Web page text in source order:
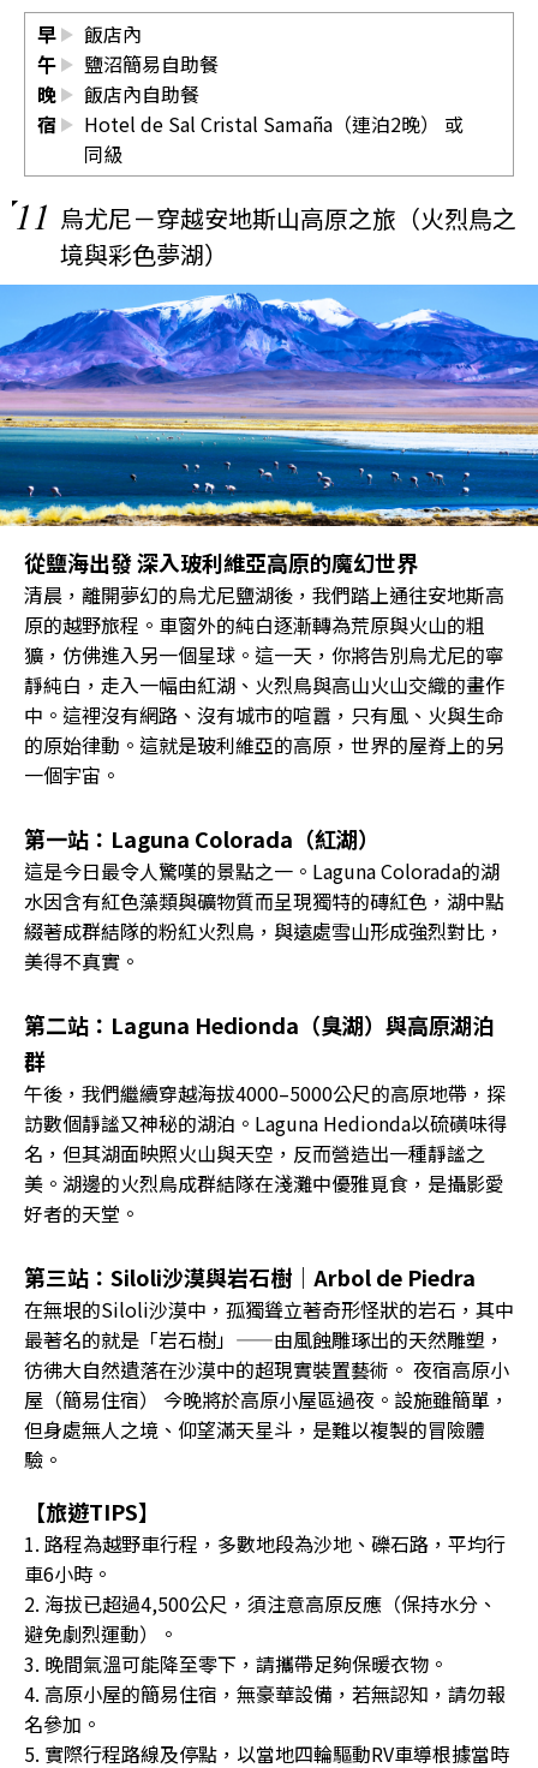
早
飯店內
午
鹽沼簡易自助餐
晚
飯店內自助餐
宿
Hotel de Sal Cristal Samaña（連泊2晚） 或
同級
11 烏尤尼－穿越安地斯山高原之旅（火烈鳥之
境與彩色夢湖）
從鹽海出發 深入玻利維亞高原的魔幻世界
清晨，離開夢幻的烏尤尼鹽湖後，我們踏上通往安地斯高
原的越野旅程。車窗外的純白逐漸轉為荒原與火山的粗
獷，仿佛進入另一個星球。這一天，你將告別烏尤尼的寧
靜純白，走入一幅由紅湖、火烈鳥與高山火山交織的畫作
中。這裡沒有網路、沒有城市的喧囂，只有風、火與生命
的原始律動。這就是玻利維亞的高原，世界的屋脊上的另
一個宇宙。
第一站：Laguna Colorada（紅湖）
這是今日最令人驚嘆的景點之一。Laguna Colorada的湖
水因含有紅色藻類與礦物質而呈現獨特的磚紅色，湖中點
綴著成群結隊的粉紅火烈鳥，與遠處雪山形成強烈對比，
美得不真實。
第二站：Laguna Hedionda（臭湖）與高原湖泊
群
午後，我們繼續穿越海拔4000–5000公尺的高原地帶，探
訪數個靜謐又神秘的湖泊。Laguna Hedionda以硫磺味得
名，但其湖面映照火山與天空，反而營造出一種靜謐之
美。湖邊的火烈鳥成群結隊在淺灘中優雅覓食，是攝影愛
好者的天堂。
第三站：Siloli沙漠與岩石樹｜Arbol de Piedra
在無垠的Siloli沙漠中，孤獨聳立著奇形怪狀的岩石，其中
最著名的就是「岩石樹」——由風蝕雕琢出的天然雕塑，
彷彿大自然遺落在沙漠中的超現實裝置藝術。 夜宿高原小
屋（簡易住宿） 今晚將於高原小屋區過夜。設施雖簡單，
但身處無人之境、仰望滿天星斗，是難以複製的冒險體
驗。
【旅遊TIPS】
1. 路程為越野車行程，多數地段為沙地、礫石路，平均行
車6小時。
2. 海拔已超過4,500公尺，須注意高原反應（保持水分、
避免劇烈運動）。
3. 晚間氣溫可能降至零下，請攜帶足夠保暖衣物。
4. 高原小屋的簡易住宿，無豪華設備，若無認知，請勿報
名參加。
5. 實際行程路線及停點，以當地四輪驅動RV車導根據當時